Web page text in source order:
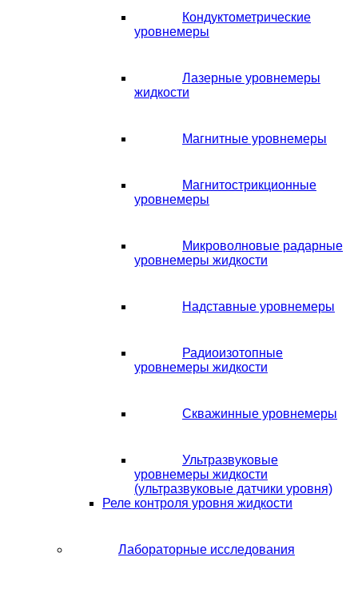
Кондуктометрические
уровнемеры
Лазерные уровнемеры
жидкости
Магнитные уровнемеры
Магнитострикционные
уровнемеры
Микроволновые радарные
уровнемеры жидкости
Надставные уровнемеры
Радиоизотопные
уровнемеры жидкости
Скважинные уровнемеры
Ультразвуковые
уровнемеры жидкости
(ультразвуковые датчики уровня)
Реле контроля уровня жидкости
Лабораторные исследования